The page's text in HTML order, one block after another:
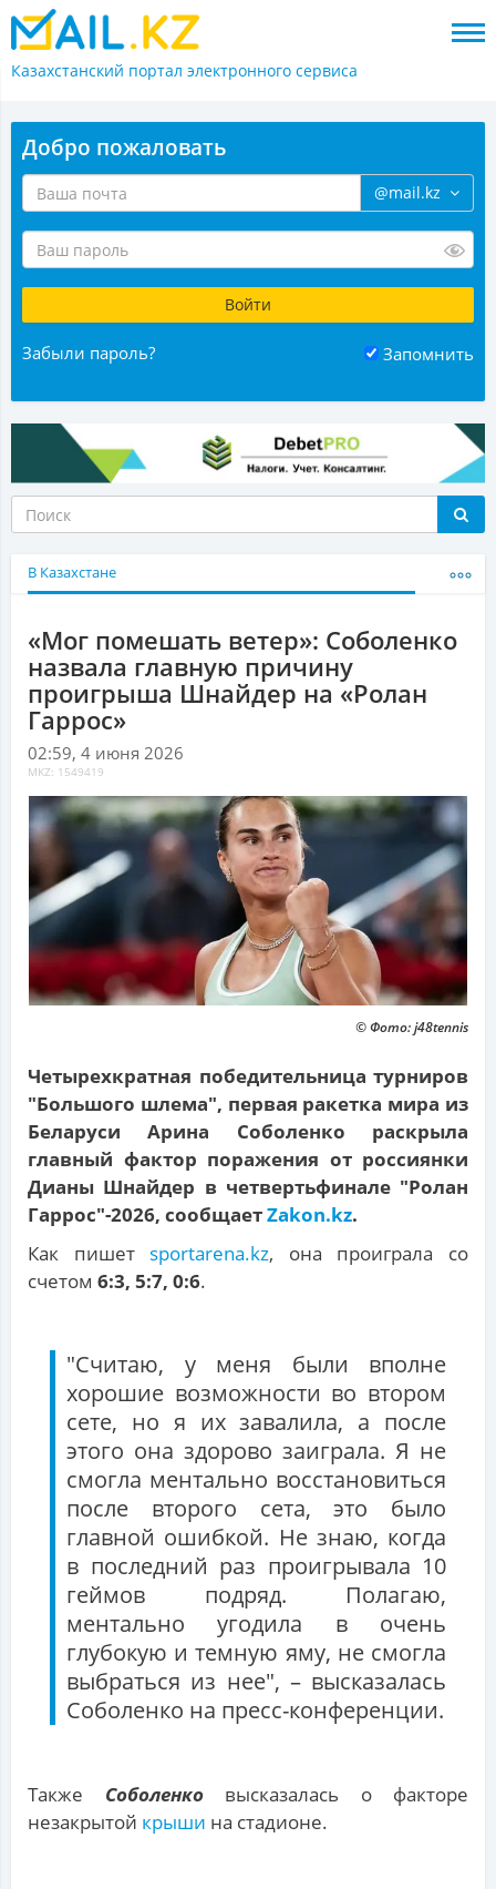
Казахстанский портал электронного сервиса
Добро пожаловать
@mail.kz
Забыли пароль? Запомнить
В Казахстане
«Мог помешать ветер»: Соболенко
назвала главную причину
проигрыша Шнайдер на «Ролан
Гаррос»
02:59, 4 июня 2026
MKZ: 1549419
© Фото: j48tennis
Четырехкратная победительница турниров
"Большого шлема", первая ракетка мира из
Беларуси Арина Соболенко раскрыла
главный фактор поражения от россиянки
Дианы Шнайдер в четвертьфинале "Ролан
Гаррос"-2026, сообщаетZakon.kz.
Как пишет sportarena.kz, она проиграла со
счетом 6:3, 5:7, 0:6.
"Считаю, у меня были вполне
хорошие возможности во втором
сете, но я их завалила, а после
этого она здорово заиграла. Я не
смогла ментально восстановиться
после второго сета, это было
главной ошибкой. Не знаю, когда
в последний раз проигрывала 10
геймов подряд. Полагаю,
ментально угодила в очень
глубокую и темную яму, не смогла
выбраться из нее", – высказалась
Соболенко на пресс-конференции.
Также Соболенко высказалась о факторе
незакрытой крыши на стадионе.